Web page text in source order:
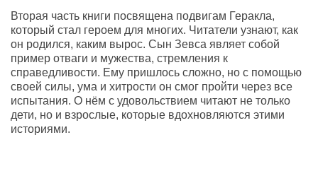
Вторая часть книги посвящена подвигам Геракла,
который стал героем для многих. Читатели узнают, как
он родился, каким вырос. Сын Зевса являет собой
пример отваги и мужества, стремления к
справедливости. Ему пришлось сложно, но с помощью
своей силы, ума и хитрости он смог пройти через все
испытания. О нём с удовольствием читают не только
дети, но и взрослые, которые вдохновляются этими
историями.